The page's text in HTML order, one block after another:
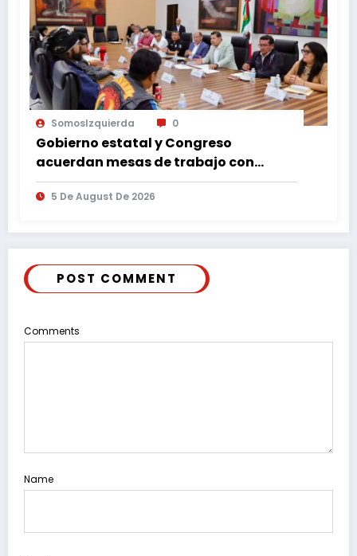
SomosIzquierda 0
Gobierno estatal y Congreso
acuerdan mesas de trabajo con
motociclistas para analizar la Ley de
Movilidad
5 De August De 2026
POST COMMENT
Comments
Name